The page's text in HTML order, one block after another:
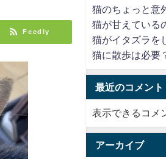
Feedly
猫のちょっと意
猫が甘えている
猫がイタズラを
猫に散歩は必要
最近のコメント
表示できるコメ
アーカイブ